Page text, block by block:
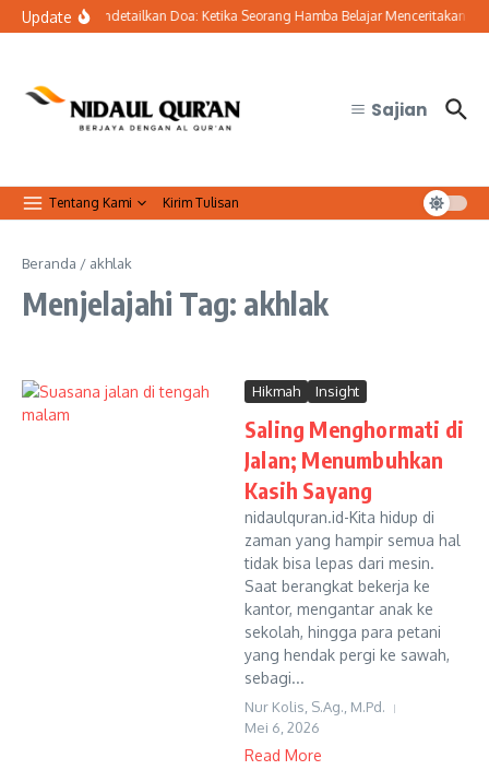
Lewati ke konten
UpdateSeni Mendetailkan Doa: Ketika Seorang Hamba Belajar Menceritakan
Sajian
Tentang Kami Kirim Tulisan
Beranda / akhlak
Menjelajahi Tag: akhlak
Hikmah Insight
Saling Menghormati di
Jalan; Menumbuhkan
Kasih Sayang
nidaulquran.id-Kita hidup di
zaman yang hampir semua hal
tidak bisa lepas dari mesin.
Saat berangkat bekerja ke
kantor, mengantar anak ke
sekolah, hingga para petani
yang hendak pergi ke sawah,
sebagi...
Nur Kolis, S.Ag., M.Pd.
Mei 6, 2026
Read More